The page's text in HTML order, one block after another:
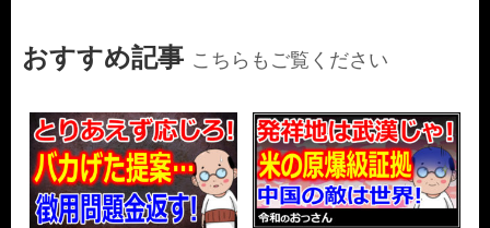
おすすめ記事 こちらもご覧ください